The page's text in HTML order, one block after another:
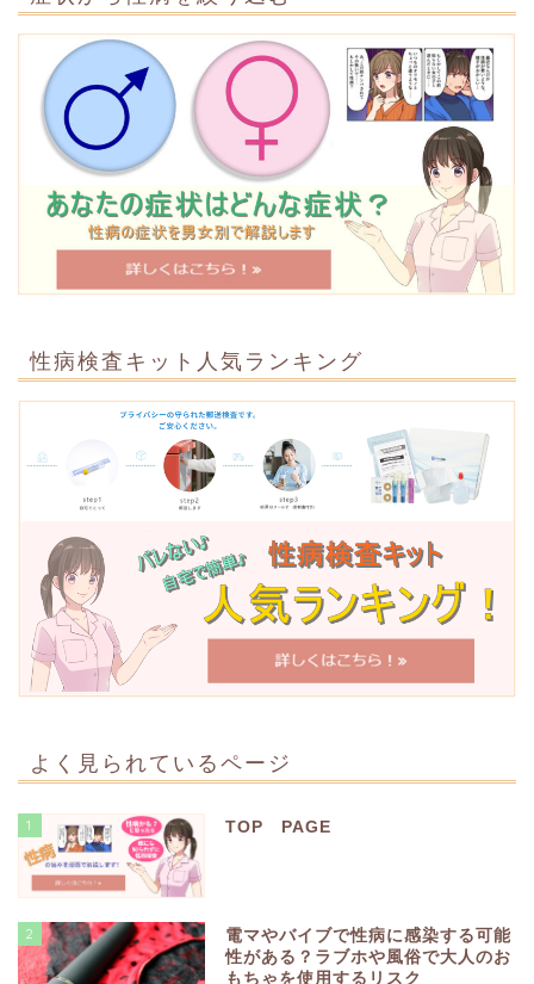
性病検査キット人気ランキング
よく見られているページ
1 TOP PAGE
2
電マやバイブで性病に感染する可能
性がある？ラブホや風俗で大人のお
もちゃを使用するリスク